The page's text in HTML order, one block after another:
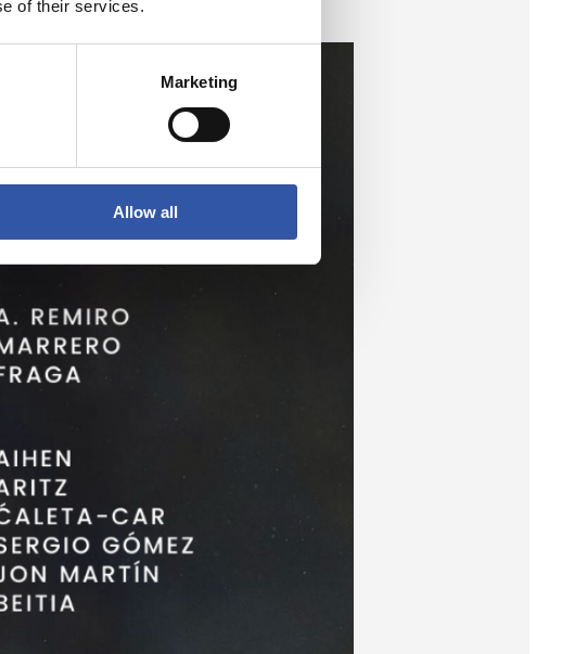
of their services.
Marketing
Allow all
daude.